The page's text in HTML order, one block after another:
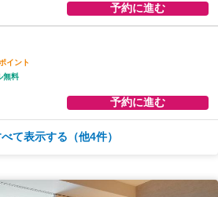
予約に進む
イント
無料
予約に進む
て表示する（他4件）